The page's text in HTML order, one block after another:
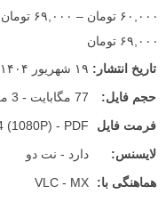
۶۰,۰۰۰ تومان – ۶۹,۰۰۰ تومان
۶۹,۰۰۰ تومان
تاریخ انتشار: ۱۹ شهریور ۱۴۰۴
حجم فایل:
77 مگابایت - 3 مگابایت
فرمت فایل
(1080P) - PDF
لایسنس:
دارد - نت دو
هماهنگی با:
VLC - MX